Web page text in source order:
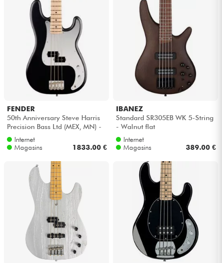
HiFi
Packs
FENDER
50th Anniversary Steve Harris
Precision Bass Ltd (MEX, MN) -
Satin black
Internet
Magasins
1833.00 €
IBANEZ
Standard SR305EB WK 5-String
- Walnut flat
Internet
Magasins
389.00 €